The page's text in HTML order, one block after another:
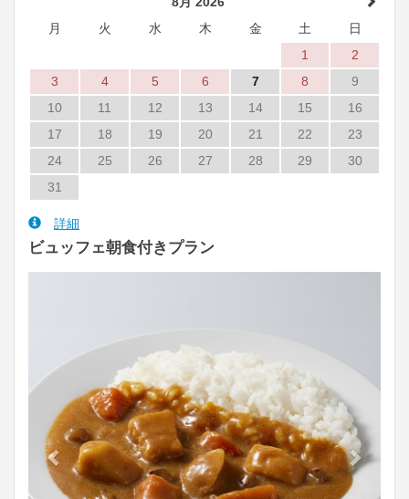
月
火 水 木 金 土
日
1
2
3
4 5 6 7 8
9
10
11 12 13 14 15
16
17
18 19 20 21 22
23
24
25 26 27 28 29
30
31
詳細
ビュッフェ朝食付きプラン